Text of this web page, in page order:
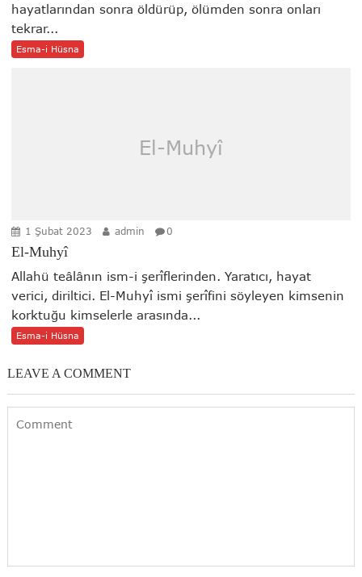
hayatlarından sonra öldürüp, ölümden sonra onları
tekrar...
Esma-i Hüsna
El-Muhyî
1 Şubat 2023 admin 0
El-Muhyî
Allahü teâlânın ism-i şerîflerinden. Yaratıcı, hayat
verici, diriltici. El-Muhyî ismi şerîfini söyleyen kimsenin
korktuğu kimselerle arasında...
Esma-i Hüsna
LEAVE A COMMENT